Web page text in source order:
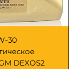
30
DEXOS2